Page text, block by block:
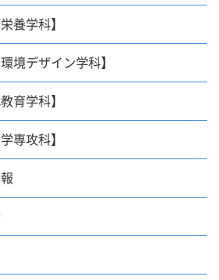
養学科】
境デザイン学科】
育学科】
専攻科】